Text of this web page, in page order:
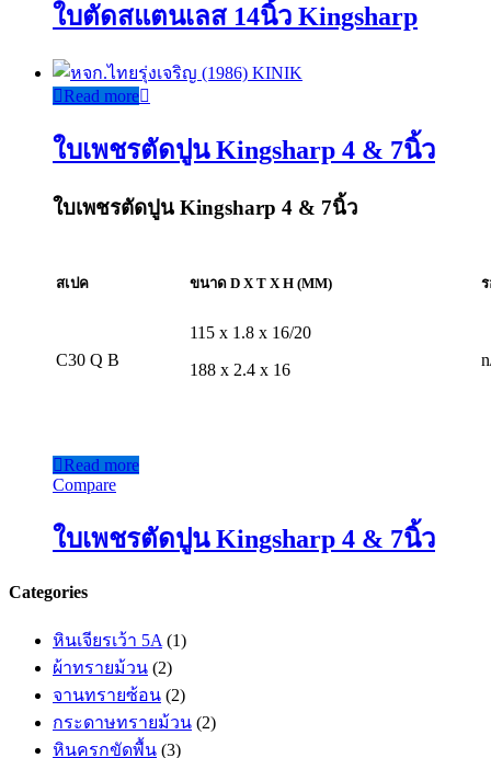
ใบตัดสแตนเลส 14นิ้ว Kingsharp
Read more
ใบเพชรตัดปูน Kingsharp 4 & 7นิ้ว
ใบเพชรตัดปูน Kingsharp 4 & 7นิ้ว
สเปค ขนาด D X T X H (MM)
C30 Q B
115 x 1.8 x 16/20
188 x 2.4 x 16
Read more
Compare
ใบเพชรตัดปูน Kingsharp 4 & 7นิ้ว
Categories
หินเจียรเว้า 5A (1)
ผ้าทรายม้วน (2)
จานทรายซ้อน (2)
กระดาษทรายม้วน (2)
หินครกขัดพื้น (3)